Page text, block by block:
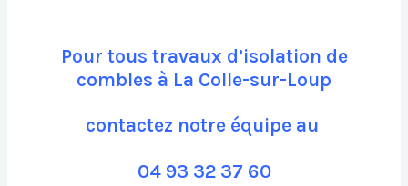
Pour tous travaux d’isolation de
combles à La Colle-sur-Loup
contactez notre équipe au
04 93 32 37 60